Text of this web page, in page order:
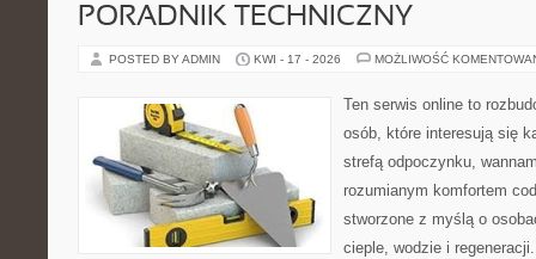
PORADNIK TECHNICZNY
POSTED BY ADMIN KWI - 17 - 2026 MOŻLIWOŚĆ
Ten serwis online to
osób, które interesują się
strefą odpoczynku,
rozumianym komfortem
stworzone z myślą o
cieple, wodzie i